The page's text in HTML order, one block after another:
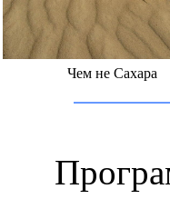
Чем не Сахара